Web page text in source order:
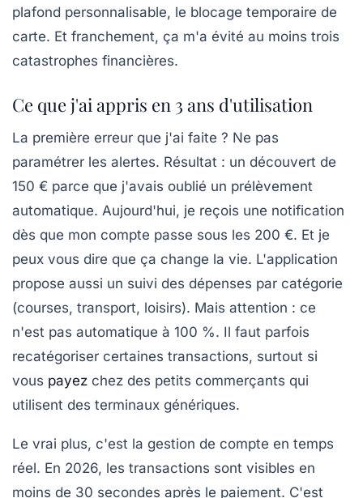
plafond personnalisable, le blocage temporaire de
carte. Et franchement, ça m'a évité au moins trois
catastrophes financières.
Ce que j'ai appris en 3 ans d'utilisation
La première erreur que j'ai faite ? Ne pas
paramétrer les alertes. Résultat : un découvert de
150 € parce que j'avais oublié un prélèvement
automatique. Aujourd'hui, je reçois une notification
dès que mon compte passe sous les 200 €. Et je
peux vous dire que ça change la vie. L'application
propose aussi un suivi des dépenses par catégorie
(courses, transport, loisirs). Mais attention : ce
n'est pas automatique à 100 %. Il faut parfois
recatégoriser certaines transactions, surtout si
vous payez chez des petits commerçants qui
utilisent des terminaux génériques.
Le vrai plus, c'est la gestion de compte en temps
réel. En 2026, les transactions sont visibles en
moins de 30 secondes après le paiement. C'est